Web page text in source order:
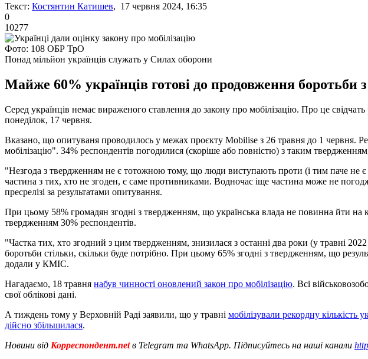
Текст: Костянтин Катишев, 17 червня 2024, 16:35
0
10277
Фото: 108 ОБР ТрО
Понад мільйон українців служать у Силах оборони
Майже 60% українців готові до продовження боротьби
Серед українців немає вираженого ставлення до закону про мобілізацію. Про це
понеділок, 17 червня.
Вказано, що опитуваня проводилось у межах проєкту Mobilise з 26 травня до 1 червня.
мобілізацію". 34% респондентів погодилися (скоріше або повністю) з таким
"Незгода з твердженням не є тотожною тому, що люди виступають проти (і тим паче не є
частина з тих, хто не згоден, є саме противниками. Водночас іще частина може не
пресрелізі за результатами опитування.
При цьому 58% громадян згодні з твердженням, що українська влада не повинна йти на
твердженням 30% респондентів.
"Частка тих, хто згодний з цим твердженням, знизилася з останні два роки (у травні
боротьби стільки, скільки буде потрібно. При цьому 65% згодні з твердженням, що
додали у КМІС.
Нагадаємо, 18 травня набув чинності оновлений закон про мобілізацію. Всі
свої облікові дані.
А тиждень тому у Верховній Раді заявили, що у травні мобілізували рекордну кількість
дійсно збільшилася.
Новини від Корреспондент.netв Telegram та WhatsApp. Підписуйтесь на наші канали